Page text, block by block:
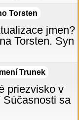
Torsten
jmen?
Torsten. Syn
Trunek
priezvisko v
Súčasnosti sa